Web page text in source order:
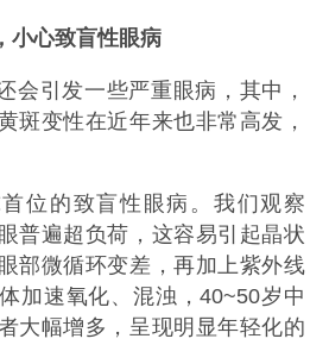
小心致盲性眼病
会引发一些严重眼病，其中，
斑变性在近年来也非常高发，
位的致盲性眼病。我们观察
普遍超负荷，这容易引起晶状
部微循环变差，再加上紫外线
加速氧化、混浊，40~50岁中
大幅增多，呈现明显年轻化的